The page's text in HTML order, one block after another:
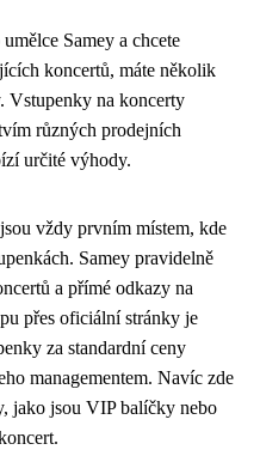
Samey a chcete
koncertů, máte několik
Vstupenky na koncerty
různých prodejních
určité výhody.
vždy prvním místem, kde
Samey pravidelně
a přímé odkazy na
přes oficiální stránky je
za standardní ceny
managementem. Navíc zde
jako jsou VIP balíčky nebo